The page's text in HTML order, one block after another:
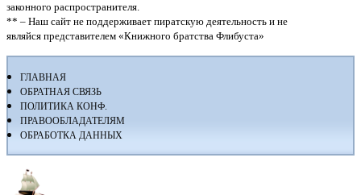
законного распространителя.
** – Наш сайт не поддерживает пиратскую деятельность и не
являйся представителем «Книжного братства Флибуста»
ГЛАВНАЯ
ОБРАТНАЯ СВЯЗЬ
ПОЛИТИКА КОНФ.
ПРАВООБЛАДАТЕЛЯМ
ОБРАБОТКА ДАННЫХ